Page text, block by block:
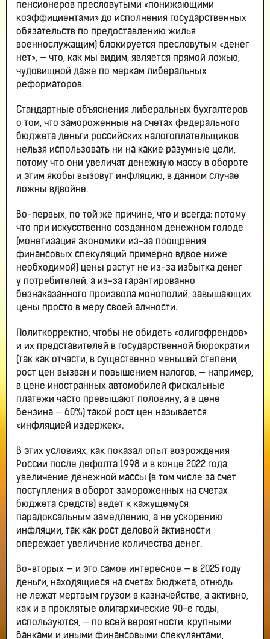
пенсионеров пресловутыми «понижающими
коэффициентами» до исполнения государственных
обязательств по предоставлению жилья
военнослужащим) блокируется пресловутым «денег
нет», — что, как мы видим, является прямой ложью,
чудовищной даже по меркам либеральных
реформаторов.
Стандартные объяснения либеральных бухгалтеров
о том, что замороженные на счетах федерального
бюджета деньги российских налогоплательщиков
нельзя использовать ни на какие разумные цели,
потому что они увеличат денежную массу в обороте
и этим якобы вызовут инфляцию, в данном случае
ложны вдвойне.
Во-первых, по той же причине, что и всегда: потому
что при искусственно созданном денежном голоде
(монетизация экономики из-за поощрения
финансовых спекуляций примерно вдвое ниже
необходимой) цены растут не из-за избытка денег
у потребителей, а из-за гарантированно
безнаказанного произвола монополий, завышающих
цены просто в меру своей алчности.
Политкорректно, чтобы не обидеть «олигофрендов»
и их представителей в государственной бюрократии
(так как отчасти, в существенно меньшей степени,
рост цен вызван и повышением налогов, — например,
в цене иностранных автомобилей фискальные
платежи часто превышают половину, а в цене
бензина — 60%) такой рост цен называется
«инфляцией издержек».
В этих условиях, как показал опыт возрождения
России после дефолта 1998 и в конце 2022 года,
увеличение денежной массы (в том числе за счет
поступления в оборот замороженных на счетах
бюджета средств) ведет к кажущемуся
парадоксальным замедлению, а не ускорению
инфляции, так как рост деловой активности
опережает увеличение количества денег.
Во-вторых — и это самое интересное — в 2025 году
деньги, находящиеся на счетах бюджета, отнюдь
не лежат мертвым грузом в казначействе, а активно,
как и в проклятые олигархические 90-е годы,
используются, — по всей вероятности, крупными
банками и иными финансовыми спекулянтами,